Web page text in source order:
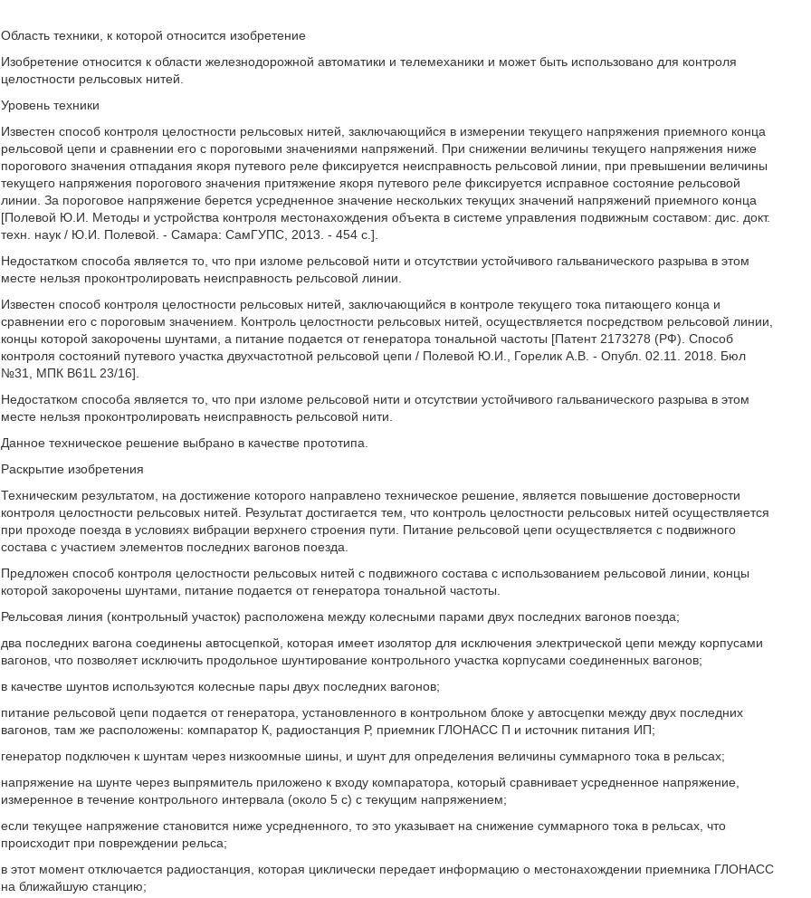
Область техники, к которой относится изобретение
Изобретение относится к области железнодорожной автоматики и телемеханики и может быть использовано для контроля
целостности рельсовых нитей.
Уровень техники
Известен способ контроля целостности рельсовых нитей, заключающийся в измерении текущего напряжения приемного конца
рельсовой цепи и сравнении его с пороговыми значениями напряжений. При снижении величины текущего напряжения ниже
порогового значения отпадания якоря путевого реле фиксируется неисправность рельсовой линии, при превышении величины
текущего напряжения порогового значения притяжение якоря путевого реле фиксируется исправное состояние рельсовой
линии. За пороговое напряжение берется усредненное значение нескольких текущих значений напряжений приемного конца
[Полевой Ю.И. Методы и устройства контроля местонахождения объекта в системе управления подвижным составом: дис. докт.
техн. наук / Ю.И. Полевой. - Самара: СамГУПС, 2013. - 454 с.].
Недостатком способа является то, что при изломе рельсовой нити и отсутствии устойчивого гальванического разрыва в этом
месте нельзя проконтролировать неисправность рельсовой линии.
Известен способ контроля целостности рельсовых нитей, заключающийся в контроле текущего тока питающего конца и
сравнении его с пороговым значением. Контроль целостности рельсовых нитей, осуществляется посредством рельсовой линии,
концы которой закорочены шунтами, а питание подается от генератора тональной частоты [Патент 2173278 (РФ). Способ
контроля состояний путевого участка двухчастотной рельсовой цепи / Полевой Ю.И., Горелик А.В. - Опубл. 02.11. 2018. Бюл
№31, МПК B61L 23/16].
Недостатком способа является то, что при изломе рельсовой нити и отсутствии устойчивого гальванического разрыва в этом
месте нельзя проконтролировать неисправность рельсовой нити.
Данное техническое решение выбрано в качестве прототипа.
Раскрытие изобретения
Техническим результатом, на достижение которого направлено техническое решение, является повышение достоверности
контроля целостности рельсовых нитей. Результат достигается тем, что контроль целостности рельсовых нитей осуществляется
при проходе поезда в условиях вибрации верхнего строения пути. Питание рельсовой цепи осуществляется с подвижного
состава с участием элементов последних вагонов поезда.
Предложен способ контроля целостности рельсовых нитей с подвижного состава с использованием рельсовой линии, концы
которой закорочены шунтами, питание подается от генератора тональной частоты.
Рельсовая линия (контрольный участок) расположена между колесными парами двух последних вагонов поезда;
два последних вагона соединены автосцепкой, которая имеет изолятор для исключения электрической цепи между корпусами
вагонов, что позволяет исключить продольное шунтирование контрольного участка корпусами соединенных вагонов;
в качестве шунтов используются колесные пары двух последних вагонов;
питание рельсовой цепи подается от генератора, установленного в контрольном блоке у автосцепки между двух последних
вагонов, там же расположены: компаратор К, радиостанция Р, приемник ГЛОНАСС П и источник питания ИП;
генератор подключен к шунтам через низкоомные шины, и шунт для определения величины суммарного тока в рельсах;
напряжение на шунте через выпрямитель приложено к входу компаратора, который сравнивает усредненное напряжение,
измеренное в течение контрольного интервала (около 5 с) с текущим напряжением;
если текущее напряжение становится ниже усредненного, то это указывает на снижение суммарного тока в рельсах, что
происходит при повреждении рельса;
в этот момент отключается радиостанция, которая циклически передает информацию о местонахождении приемника ГЛОНАСС
на ближайшую станцию;